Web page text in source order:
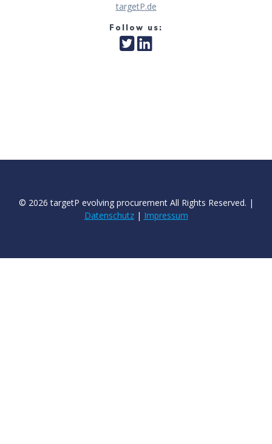
targetP.de
Follow us:
© 2026 targetP evolving procurement All Rights Reserved. |
Datenschutz| Impressum